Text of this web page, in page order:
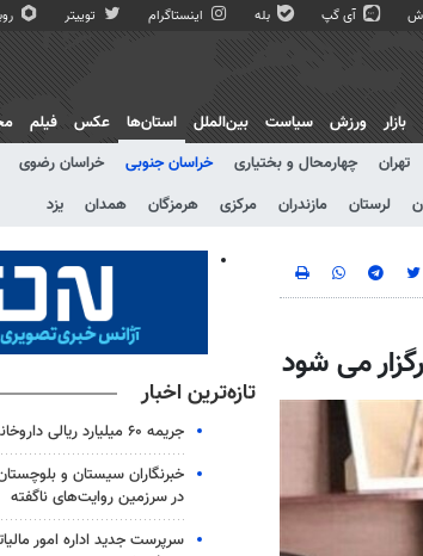
آی گپ بله اینستاگرام توییتر
بازار ورزش سیاست بین‌الملل
استان‌ها
تهران چهارمحال و بختیاری خراسان جنوبی خراسان رضوی
لرستان مازندران مرکزی هرمزگان همدان یزد
عکس فیلم
می شود
تازه‌ترین اخبار
جریمه ۶۰ میلیارد ریالی داروخانه متخلف
خبرنگاران سیستان و
در سرزمین روایت‌های ناگفته
سرپرست جدید اداره امور